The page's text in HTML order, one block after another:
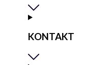
KONTAKT